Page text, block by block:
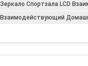
Зеркало Спортзала LCD
Взаимодействующий